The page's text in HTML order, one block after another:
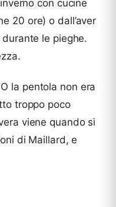
con cucine
20 ore) o dall’aver
le pieghe.
O la pentola non era
troppo poco
viene quando si
di Maillard, e